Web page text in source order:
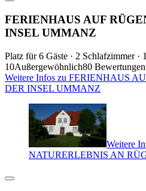
FERIENHAUS AUF
INSEL UMMANZ
Platz für 6 Gäste · 2 Schlafzimmer ·
10Außergewöhnlich80 Bewertungen
Weitere Infos zu FERIENHAUS
DER INSEL UMMANZ
Weitere
NATURERLEBNIS AN